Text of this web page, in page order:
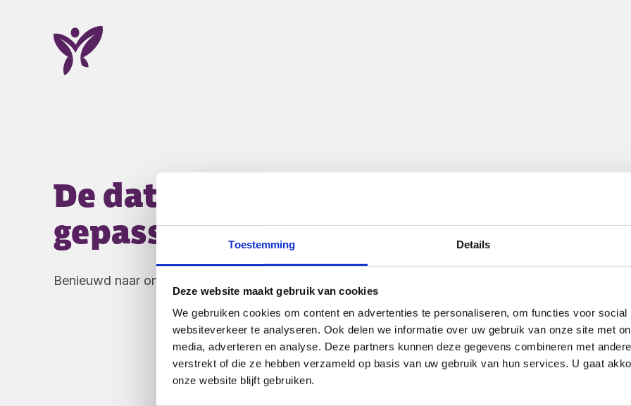
Toestemming Details
Deze website maakt gebruik van cookies
We gebruiken cookies om content en advertenties te personaliseren, om functies voor social
websiteverkeer te analyseren. Ook delen we informatie over uw gebruik van onze site met
media, adverteren en analyse. Deze partners kunnen deze gegevens combineren met
verstrekt of die ze hebben verzameld op basis van uw gebruik van hun services. U gaat
onze website blijft gebruiken.
De datum van deze activiteit is
gepasseerd
Benieuwd naar onze andere activiteiten? Bekijk de